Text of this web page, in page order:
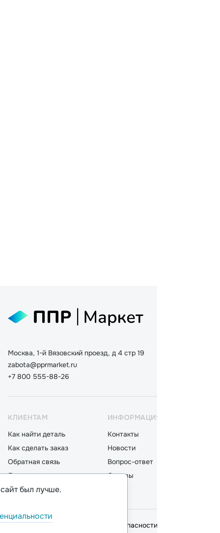
Москва, 1-й Вязовский проезд, д 4 стр 19
zabota@pprmarket.ru
+7 800 555-88-26
КЛИЕНТАМ
Как найти деталь
Как сделать заказ
Обратная связь
Доставка
Оплата
ИНФОРМАЦИЯ
Контакты
Новости
Вопрос-ответ
Отзывы
© 2026,ООО "ППР"
Политика безопасности
был лучше.